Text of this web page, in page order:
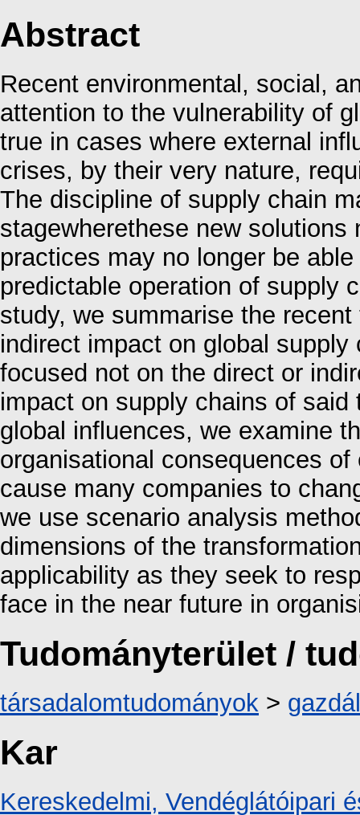
Abstract
Recent environmental, social,
attention to the vulnerability of
true in cases where external
crises, by their very nature,
The discipline of supply chain
stagewherethese new
practices may no longer be
predictable operation of supply
study, we summarise the
indirect impact on global
focused not on the direct or
impact on supply chains of
global influences, we examine
organisational consequences
cause many companies to
we use scenario analysis
dimensions of the
applicability as they seek to
face in the near future in
Tudományterület /
társadalomtudományok >
Kar
Kereskedelmi, Vendéglátóipari